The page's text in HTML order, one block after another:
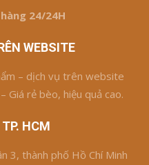
24/24H
WEBSITE
– dịch vụ trên website
Giá rẻ bèo, hiệu quả cao.
HCM
3, thành phố Hồ Chí Minh